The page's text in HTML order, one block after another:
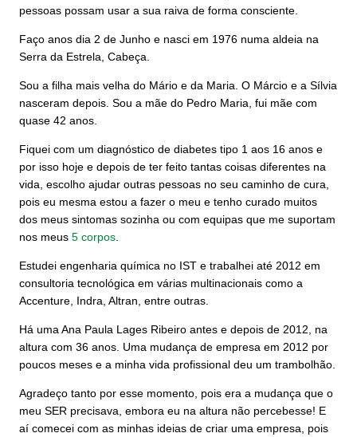
pessoas possam usar a sua raiva de forma consciente.
Faço anos dia 2 de Junho e nasci em 1976 numa aldeia na
Serra da Estrela, Cabeça.
Sou a filha mais velha do Mário e da Maria. O Márcio e a Sílvia
nasceram depois. Sou a mãe do Pedro Maria, fui mãe com
quase 42 anos.
Fiquei com um diagnóstico de diabetes tipo 1 aos 16 anos e
por isso hoje e depois de ter feito tantas coisas diferentes na
vida, escolho ajudar outras pessoas no seu caminho de cura,
pois eu mesma estou a fazer o meu e tenho curado muitos
dos meus sintomas sozinha ou com equipas que me suportam
nos meus 5 corpos
Estudei engenharia química no IST e trabalhei até 2012 em
consultoria tecnológica em várias multinacionais como a
Accenture, Indra, Altran, entre outras.
Há uma Ana Paula Lages Ribeiro antes e depois de 2012, na
altura com 36 anos. Uma mudança de empresa em 2012 por
poucos meses e a minha vida profissional deu um trambolhão.
Agradeço tanto por esse momento, pois era a mudança que o
meu SER precisava, embora eu na altura não percebesse! E
aí comecei com as minhas ideias de criar uma empresa, pois